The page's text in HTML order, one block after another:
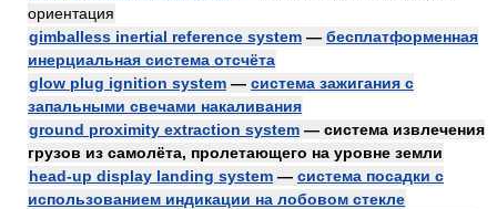
ориентация
gimballess inertial reference system — бесплатформенная
инерциальная система отсчёта
glow plug ignition system — система зажигания с
запальными свечами накаливания
ground proximity extraction system — система извлечения
грузов из самолёта, пролетающего на уровне земли
head-up display landing system — система посадки с
использованием индикации на лобовом стекле